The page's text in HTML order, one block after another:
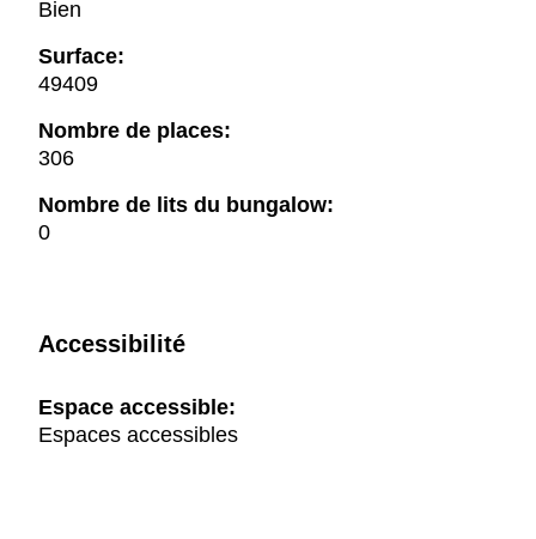
Bien
Surface:
49409
Nombre de places:
306
Nombre de lits du bungalow:
0
Accessibilité
Espace accessible:
Espaces accessibles